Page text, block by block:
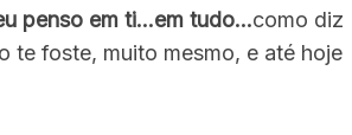
penso em ti…em tudo…como diz
te foste, muito mesmo, e até hoje